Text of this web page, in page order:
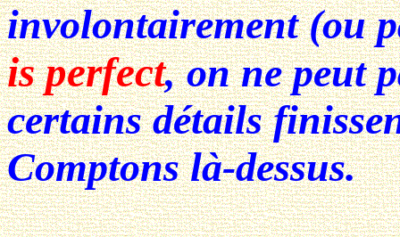
involontairement(ou
is perfect, on ne peut
certains détails
Comptons là-dessus.